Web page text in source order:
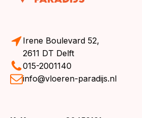
Irene Boulevard 52,
2611 DT Delft
015-2001140
info@vloeren-paradijs.nl